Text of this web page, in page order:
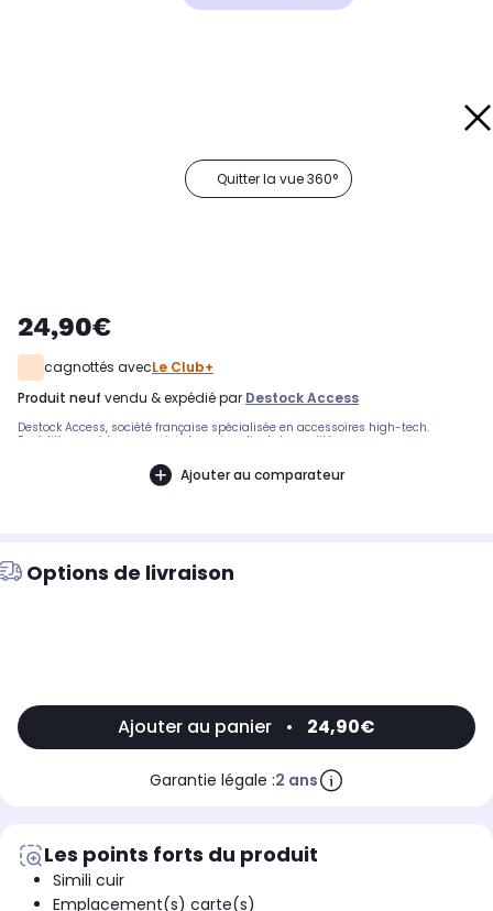
Quitter la vue 360°
24,90€
cagnottés avecLe Club+
produit neuf vendu & expédié par Destock Access
Destock Access, société française spécialisée en accessoires high-tech.
Expédition rapide avec suivi et service client de qualité.
Ajouter au comparateur
Options de livraison
Ajouter au panier • 24,90€
Garantie légale :2 ans
Les points forts du produit
Simili cuir
Emplacement(s) carte(s)